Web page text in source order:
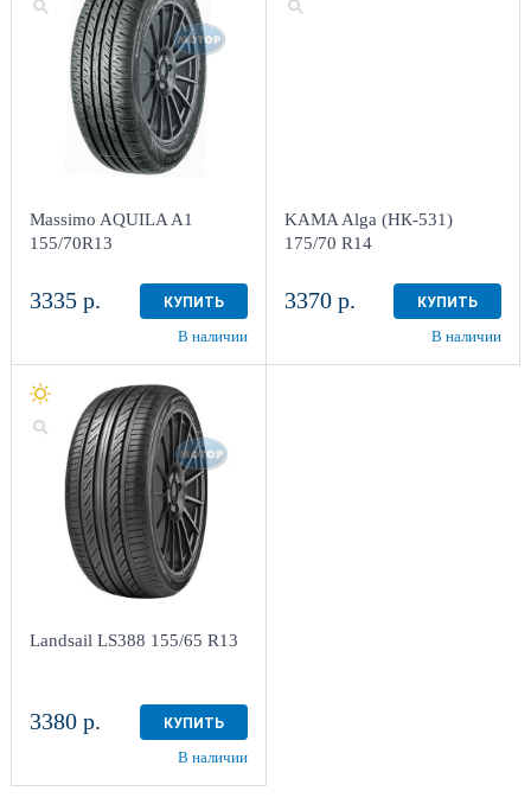
Massimo AQUILA A1
155/70R13
3335 р. КУПИТЬ
В наличии
KAMA Alga (НК-531)
175/70 R14
3370 р. КУПИТЬ
В наличии
Landsail LS388 155/65 R13
3380 р. КУПИТЬ
В наличии